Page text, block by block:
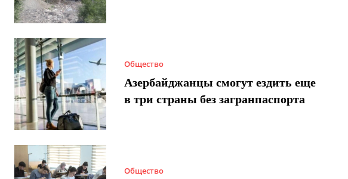
Общество
Азербайджанцы смогут ездить еще
в три страны без загранпаспорта
Общество